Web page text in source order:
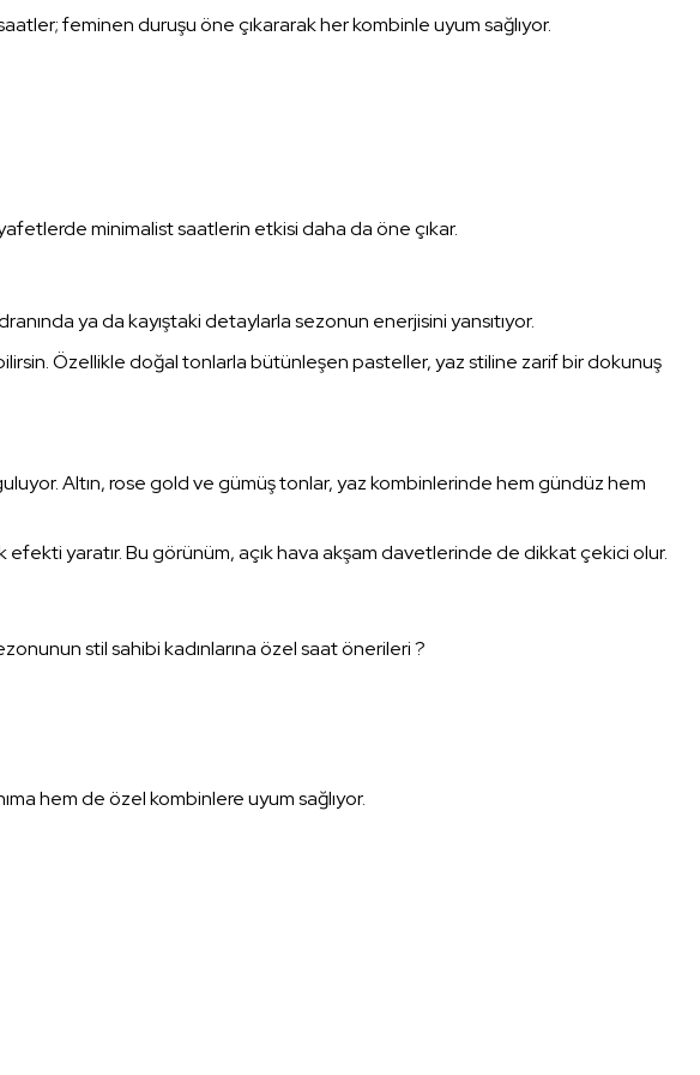
feminen duruşu öne çıkararak her kombinle uyum sağlıyor.
minimalist saatlerin etkisi daha da öne çıkar.
ya da kayıştaki detaylarla sezonun enerjisini yansıtıyor.
Özellikle doğal tonlarla bütünleşen pasteller, yaz stiline zarif bir dokunuş
Altın, rose gold ve gümüş tonlar, yaz kombinlerinde hem gündüz hem
efekti yaratır. Bu görünüm, açık hava akşam davetlerinde de dikkat çekici olur.
stil sahibi kadınlarına özel saat önerileri ?
hem de özel kombinlere uyum sağlıyor.